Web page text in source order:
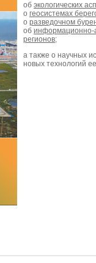
об экологических
о геосистемах
о разведочном
об информационно-
регионов;
а также о научных
новых технологий